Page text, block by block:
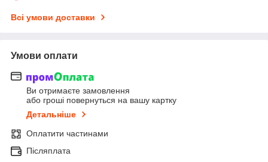
Всі умови доставки
Умови оплати
Ви отримаєте замовлення
або гроші повернуться на вашу картку
Детальніше
Оплатити частинами
Післяплата